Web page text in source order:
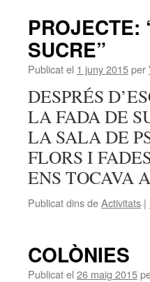
PROJECTE:
SUCRE”
Publicat el 1 juny 2015per
DESPRÉS
LA FADA DE
LA SALA DE
FLORS I
ENS TOCAVA
Publicat dins deActivitats |
COLÒNIES
Publicat el 26 maig 2015